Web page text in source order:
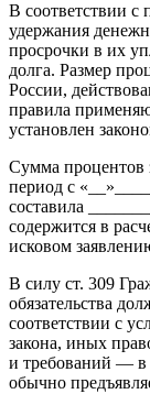
В соответствии с
удержания
просрочки в их
долга. Размер
России,
правила
установлен
Сумма процентов
период с
составила
содержится в
исковом
В силу ст. 309
обязательства
соответствии с
закона, иных
и требований — в
обычно